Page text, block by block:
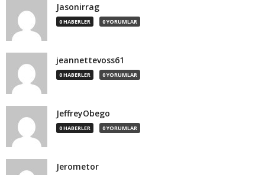
Jasonirrag
0 HABERLER 0 YORUMLAR
jeannettevoss61
0 HABERLER 0 YORUMLAR
JeffreyObego
0 HABERLER 0 YORUMLAR
Jerometor